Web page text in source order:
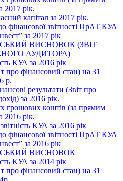
2017 рік.
капітал за 2017 рік.
фінансової звітності ПрАТ КУА
за 2017 рік
ВИСНОВОК (ЗВІТ
АУДИТОРА)
КУА за 2016 рік
про фінансовий стан) на 31
р.
результати (Звіт про
за 2016 рік.
грошових коштів (за прямим
2016 рік.
КУА за 2016 рік
фінансової звітності ПрАТ КУА
за 2016 рік
ВИСНОВОК
КУА за 2014 рік
про фінансовий стан) на 31